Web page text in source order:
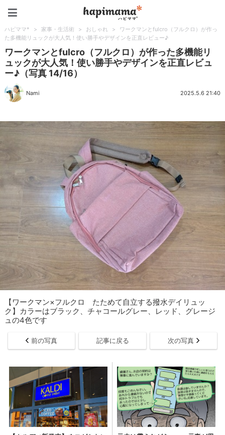
ハピママ* > 家事・生活術 > おしゃれ >
ワークマンとfulcro（フルクロ）が作っ
た多機能リュックが大人気！使い勝手やデザインを正直レビュー♪
ワークマンとfulcro（フルクロ）が作った多機能リ
ュックが大人気！使い勝手やデザインを正直レビュ
ー♪（写真 14/16）
Nami 2025.5.6 21:40
【ワークマン×フルクロ たためて自立する撥水デイリュッ
ク】カラーはブラック、チャコールグレー、レッド、グレージ
ュの4色です
前の写真 記事に戻る 次の写真